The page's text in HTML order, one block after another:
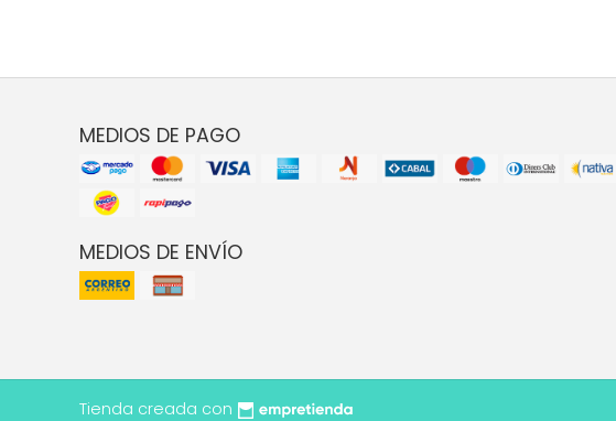
MEDIOS DE PAGO
MEDIOS DE ENVÍO
Tienda creada con